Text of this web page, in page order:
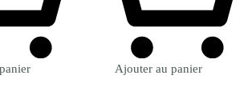
Ajouter au panier